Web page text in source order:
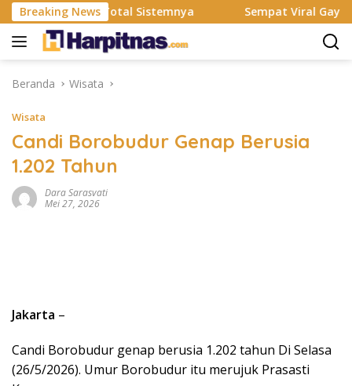
Langsung
ke
konten
Breaking News
Rombak Total Sistemnya Sempat Viral Gaya ASI
Beranda Wisata
Wisata
Candi Borobudur Genap Berusia
1.202 Tahun
Dara Sarasvati
Mei 27, 2026
Jakarta –
Candi Borobudur genap berusia 1.202 tahun Di Selasa
(26/5/2026). Umur Borobudur itu merujuk Prasasti